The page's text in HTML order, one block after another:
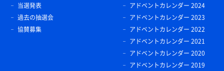
当選発表
過去の抽選会
協賛募集
アドベントカレンダー 2024
アドベントカレンダー 2023
アドベントカレンダー 2022
アドベントカレンダー 2021
アドベントカレンダー 2020
アドベントカレンダー 2019